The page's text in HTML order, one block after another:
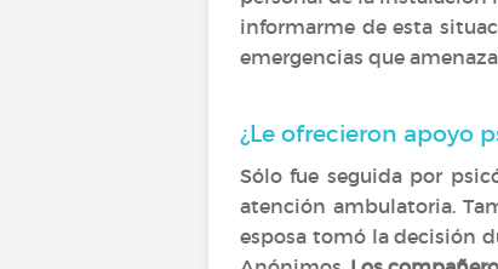
informarme de esta
emergencias que
¿Le ofrecieron apoyo
Sólo fue seguida por
atención ambulatoria.
esposa tomó la decisión